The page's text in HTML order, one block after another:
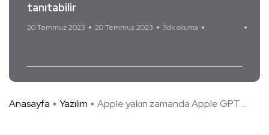
tanıtabilir
20 Temmuz 2023 20 Temmuz 2023 3dk okuma
Anasayfa Yazılım Apple yakın zamanda Apple GPT ...